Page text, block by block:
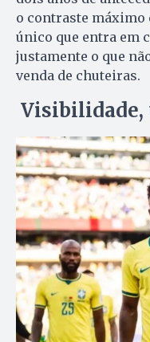
o contraste máximo
único que entra em
justamente o que
venda de chuteiras.
Visibilidade,